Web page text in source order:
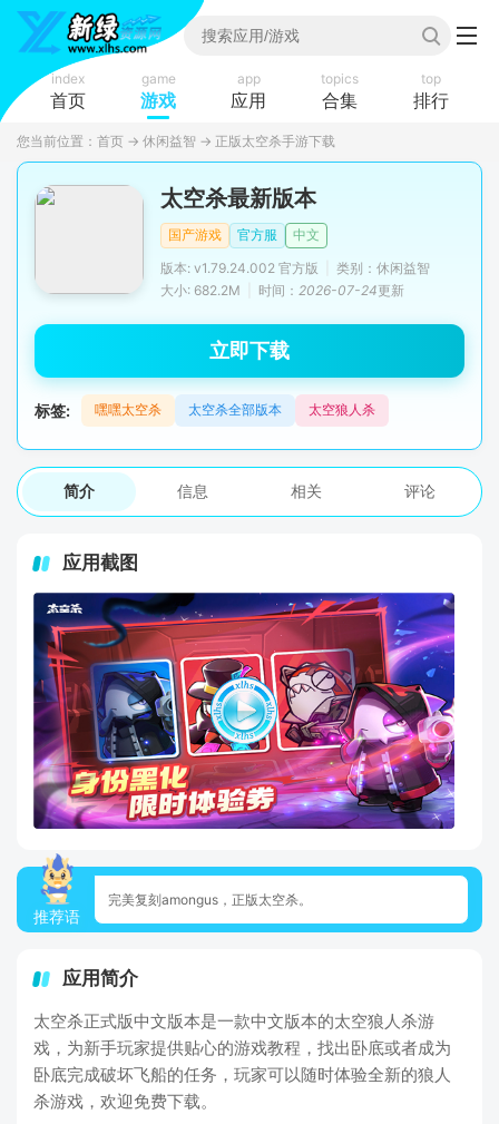
index
首页
game
游戏
app
应用
topics
合集
top
排行
您当前位置： 首页 → 休闲益智 → 正版太空杀手游下载
太空杀最新版本
国产游戏 官方服
中文
版本: v1.79.24.002 官方版
类别：休闲益智
大小: 682.2M
时间： 2026-07-24更新
立即下载
标签: 嘿嘿太空杀 太空杀全部版本 太空狼人杀
简介 信息 相关 评论
应用截图
推荐语
完美复刻amongus，正版太空杀。
应用简介
太空杀正式版中文版本是一款中文版本的太空狼人杀游
戏，为新手玩家提供贴心的游戏教程，找出卧底或者成为
卧底完成破坏飞船的任务，玩家可以随时体验全新的狼人
杀游戏，欢迎免费下载。